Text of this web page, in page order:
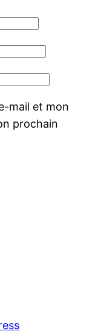
mail et mon
prochain